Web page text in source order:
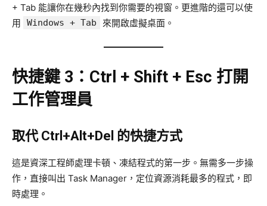
+ Tab 能讓你在幾秒內找到你需要的視窗。更進階的還可以使
用
Windows + Tab 來開啟虛擬桌面。
快捷鍵 3：Ctrl + Shift + Esc 打開
工作管理員
取代 Ctrl+Alt+Del 的快捷方式
這是資深工程師處理卡頓、凍結程式的第一步。無需多一步操
作，直接叫出 Task Manager，定位資源消耗最多的程式，即
時處理。